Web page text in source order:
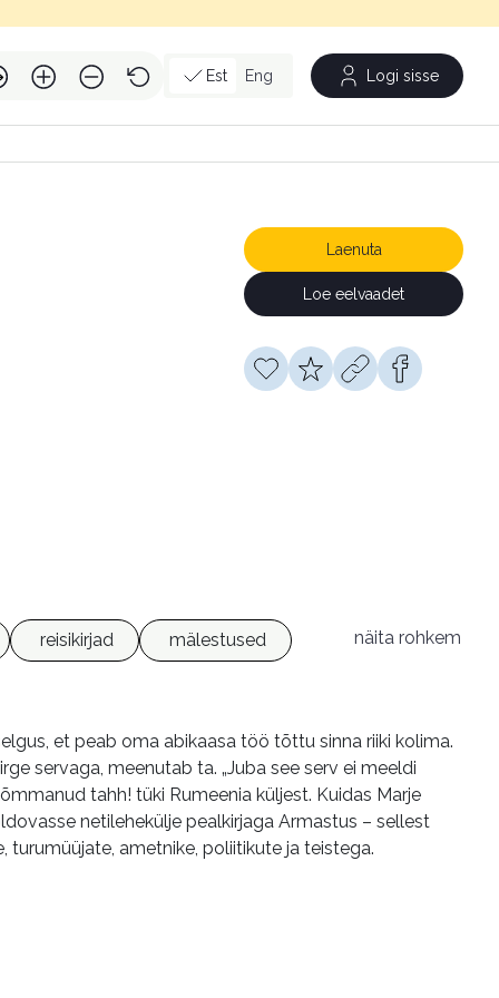
Est Eng Logi sisse
Laenuta
Loe eelvaadet
reisikirjad
mälestused
näita rohkem
et peab oma abikaasa töö tõttu sinna riiki kolima.
servaga, meenutab ta. „Juba see serv ei meeldi
tahh! tüki Rumeenia küljest. Kuidas Marje
netilehekülje pealkirjaga Armastus – sellest
turumüüjate, ametnike, poliitikute ja teistega.